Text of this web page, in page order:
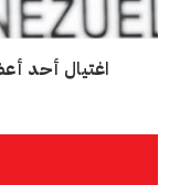
اغتيال أحد